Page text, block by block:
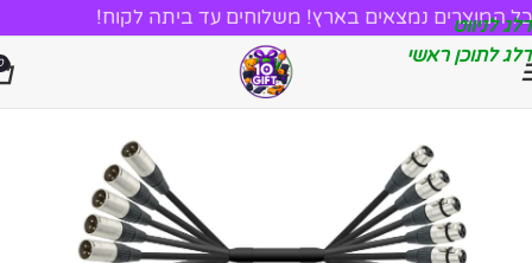
דלג לניווט
דלג לתוכן ראשי
כל המוצרים נמצאים בארץ! משלוחים עד ביתה לקוח!